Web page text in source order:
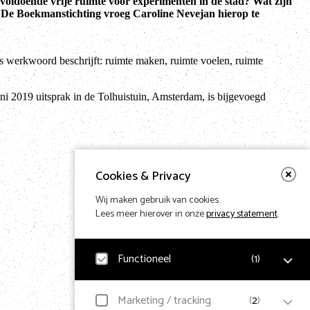
Cookies & Privacy
Wij maken gebruik van cookies.
Lees meer hierover in onzeprivacy statement.
Functioneel (1)
Noodzakelijk
Marketing / tracking (2)
Boekmanstichting vroeg Caroline Nevejan hierop te
werkwoord beschrijft: ruimte maken, ruimte voelen, ruimte
2019 uitsprak in de Tolhuistuin, Amsterdam, is bijgevoegd